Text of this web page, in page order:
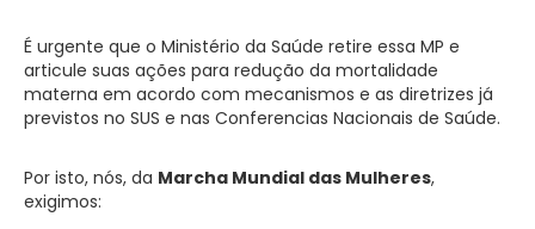
É urgente que o Ministério da Saúde retire essa MP e
articule suas ações para redução da mortalidade
materna em acordo com mecanismos e as diretrizes já
previstos no SUS e nas Conferencias Nacionais de Saúde.
Por isto, nós, da Marcha Mundial das Mulheres,
exigimos: